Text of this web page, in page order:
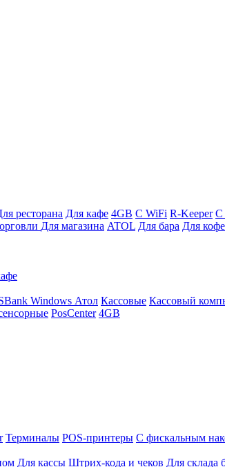
ресторана Для кафе 4GB С WiFi R-Keeper С
Для магазина ATOL Для бара Для
Windows Атол Кассовые Кассовый
PosCenter 4GB
Терминалы POS-принтеры С фискальным
Для кассы Штрих-кода и чеков Для склада